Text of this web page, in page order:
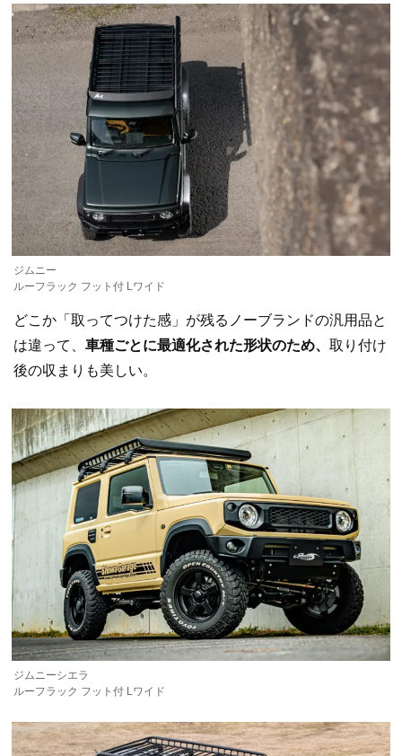
ジムニー
ルーフラック フット付 Lワイド
どこか「取ってつけた感」が残るノーブランドの汎用品と
は違って、 車種ごとに最適化された形状のため、 取り付け
後の収まりも美しい。
ジムニーシエラ
ルーフラック フット付 Lワイド